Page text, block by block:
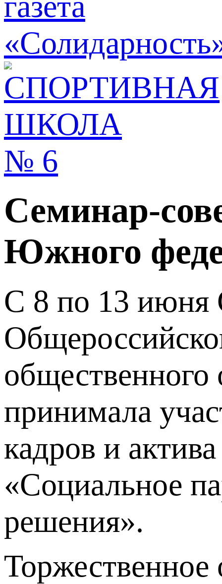
Семинар-
Южного
С 8 по 13 июня
принимала
кадров и
«Социальное
решения».
Торжественное